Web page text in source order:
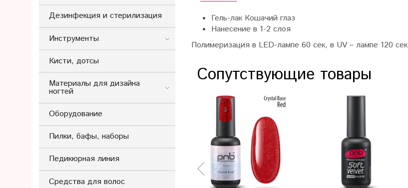
Гель-лак Кошачий глаз
Нанесение в 1-2 слоя
Полимеризация в LED-лампе 60 сек, в UV – лампе 120 сек
Сопутствующие товары
Дезинфекция и стерилизация
Инструменты
Кисти, дотсы
Материалы для дизайна
ногтей
Оборудование
Пилки, бафы, наборы
Педикюрная линия
Средства для волос